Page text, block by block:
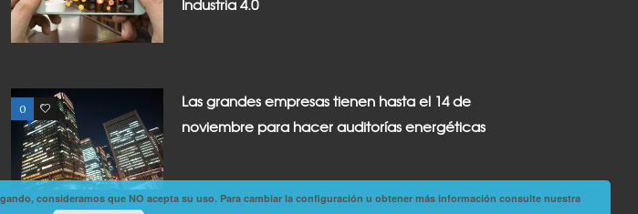
Industria 4.0
0 0
Las grandes empresas tienen hasta el 14 de
noviembre para hacer auditorías energéticas
consideramos que NO acepta su uso. Para cambiar la configuración u obtener más información consulte nuestra